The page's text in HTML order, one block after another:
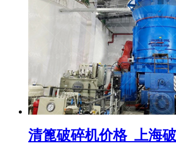
清篦破碎机价格_上海